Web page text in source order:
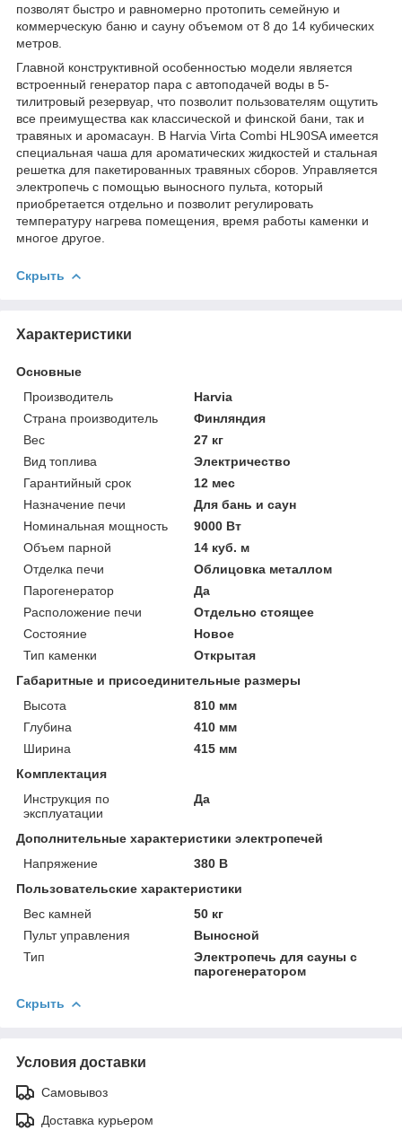
позволят быстро и равномерно протопить семейную и
коммерческую баню и сауну объемом от 8 до 14 кубических
метров.
Главной конструктивной особенностью модели является
встроенный генератор пара с автоподачей воды в 5-
тилитровый резервуар, что позволит пользователям ощутить
все преимущества как классической и финской бани, так и
травяных и аромасаун. В Harvia Virta Combi HL90SA имеется
специальная чаша для ароматических жидкостей и стальная
решетка для пакетированных травяных сборов. Управляется
электропечь с помощью выносного пульта, который
приобретается отдельно и позволит регулировать
температуру нагрева помещения, время работы каменки и
многое другое.
Скрыть
Характеристики
Основные
Производитель
Harvia
Страна производитель
Финляндия
Вес
27 кг
Вид топлива
Электричество
Гарантийный срок
12 мес
Назначение печи
Для бань и саун
Номинальная мощность
9000 Вт
Объем парной
14 куб. м
Отделка печи
Облицовка металлом
Парогенератор
Да
Расположение печи
Отдельно стоящее
Состояние
Новое
Тип каменки
Открытая
Габаритные и присоединительные размеры
Высота
810 мм
Глубина
410 мм
Ширина
415 мм
Комплектация
Инструкция по
эксплуатации
Да
Дополнительные характеристики электропечей
Напряжение
380 В
Пользовательские характеристики
Вес камней
50 кг
Пульт управления
Выносной
Тип
Электропечь для сауны с
парогенератором
Скрыть
Условия доставки
Самовывоз
Доставка курьером